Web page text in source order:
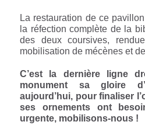
La restauration de ce
la réfection complète de la
des deux coursives,
mobilisation de mécènes et
C’est la dernière ligne
monument sa gloire
aujourd’hui, pour finaliser
ses ornements ont
urgente, mobilisons-nous !